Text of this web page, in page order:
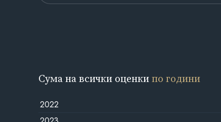
Сума на всички оценкипо години
2022